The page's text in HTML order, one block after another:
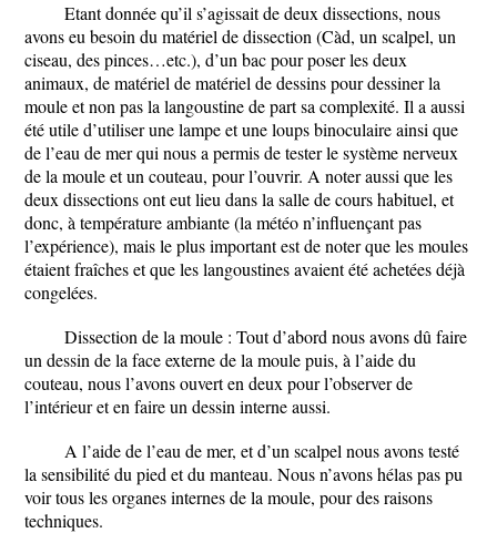
Etant donnée qu’il s’agissait de deux dissections, nous
avons eu besoin du matériel de dissection (Càd, un scalpel, un
ciseau, des pinces…etc.), d’un bac pour poser les deux
animaux, de matériel de matériel de dessins pour dessiner la
moule et non pas la langoustine de part sa complexité. Il a aussi
été utile d’utiliser une lampe et une loups binoculaire ainsi que
de l’eau de mer qui nous a permis de tester le système nerveux
de la moule et un couteau, pour l’ouvrir. A noter aussi que les
deux dissections ont eut lieu dans la salle de cours habituel, et
donc, à température ambiante (la météo n’influençant pas
l’expérience), mais le plus important est de noter que les moules
étaient fraîches et que les langoustines avaient été achetées déjà
congelées.
Dissection de la moule : Tout d’abord nous avons dû faire
un dessin de la face externe de la moule puis, à l’aide du
couteau, nous l’avons ouvert en deux pour l’observer de
l’intérieur et en faire un dessin interne aussi.
A l’aide de l’eau de mer, et d’un scalpel nous avons testé
la sensibilité du pied et du manteau. Nous n’avons hélas pas pu
voir tous les organes internes de la moule, pour des raisons
techniques.